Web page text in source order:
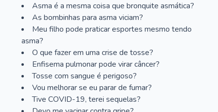
Asma é a mesma coisa que bronquite asmática?
As bombinhas para asma viciam?
Meu filho pode praticar esportes mesmo tendo
asma?
O que fazer em uma crise de tosse?
Enfisema pulmonar pode virar câncer?
Tosse com sangue é perigoso?
Vou melhorar se eu parar de fumar?
Tive COVID-19, terei sequelas?